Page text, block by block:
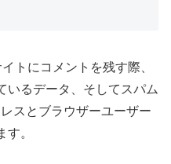
トにコメントを残す際、
いるデータ、そしてスパム
スとブラウザーユーザー
。